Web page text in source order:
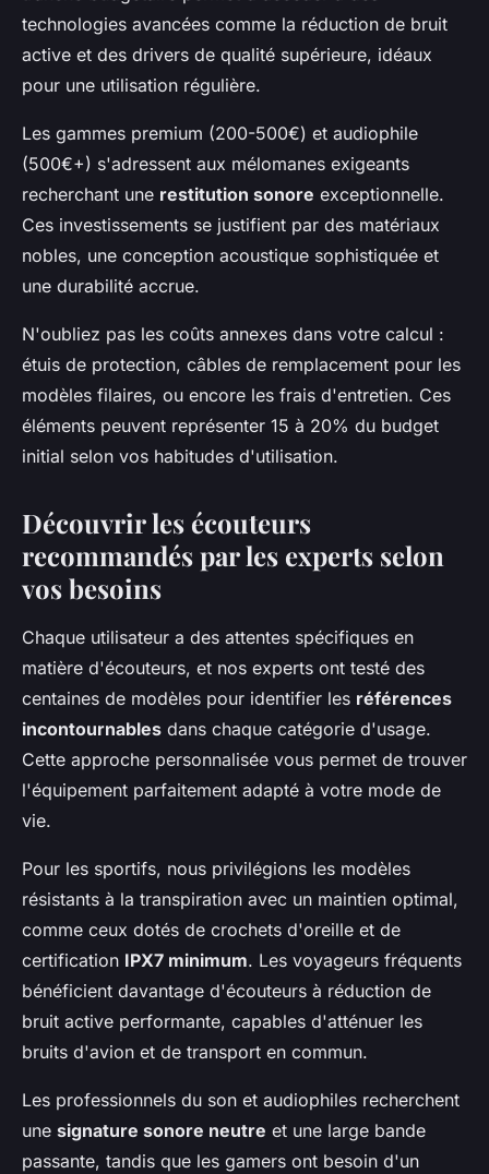
technologies avancées comme la réduction de bruit
active et des drivers de qualité supérieure, idéaux
pour une utilisation régulière.
Les gammes premium (200-500€) et audiophile
(500€+) s'adressent aux mélomanes exigeants
recherchant une restitution sonore exceptionnelle.
Ces investissements se justifient par des matériaux
nobles, une conception acoustique sophistiquée et
une durabilité accrue.
N'oubliez pas les coûts annexes dans votre calcul :
étuis de protection, câbles de remplacement pour les
modèles filaires, ou encore les frais d'entretien. Ces
éléments peuvent représenter 15 à 20% du budget
initial selon vos habitudes d'utilisation.
Découvrir les écouteurs
recommandés par les experts selon
vos besoins
Chaque utilisateur a des attentes spécifiques en
matière d'écouteurs, et nos experts ont testé des
centaines de modèles pour identifier les références
incontournables dans chaque catégorie d'usage.
Cette approche personnalisée vous permet de trouver
l'équipement parfaitement adapté à votre mode de
vie.
Pour les sportifs, nous privilégions les modèles
résistants à la transpiration avec un maintien optimal,
comme ceux dotés de crochets d'oreille et de
certification IPX7 minimum. Les voyageurs fréquents
bénéficient davantage d'écouteurs à réduction de
bruit active performante, capables d'atténuer les
bruits d'avion et de transport en commun.
Les professionnels du son et audiophiles recherchent
une signature sonore neutre et une large bande
passante, tandis que les gamers ont besoin d'un